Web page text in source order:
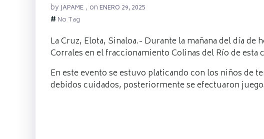
byJAPAME , onENERO 29, 2025
# No Tag
La Cruz, Elota, Sinaloa.- Durante la mañana del día
Corrales en el fraccionamiento Colinas del Río de
En este evento se estuvo platicando con los niños de
debidos cuidados, posteriormente se efectuaron